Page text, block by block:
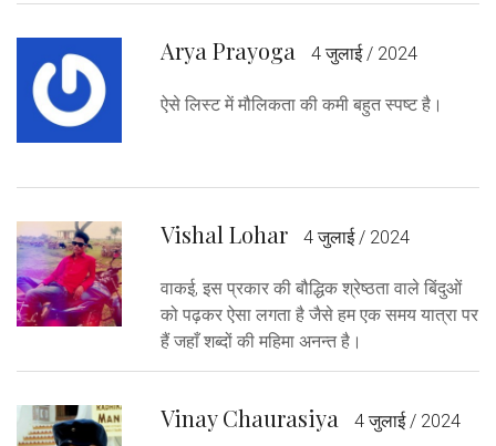
Arya Prayoga 4 जुलाई / 2024
ऐसे लिस्ट में मौलिकता की कमी बहुत स्पष्ट है।
Vishal Lohar 4 जुलाई / 2024
वाकई, इस प्रकार की बौद्धिक श्रेष्ठता वाले बिंदुओं
को पढ़कर ऐसा लगता है जैसे हम एक समय यात्रा पर
हैं जहाँ शब्दों की महिमा अनन्त है।
Vinay Chaurasiya 4 जुलाई / 2024